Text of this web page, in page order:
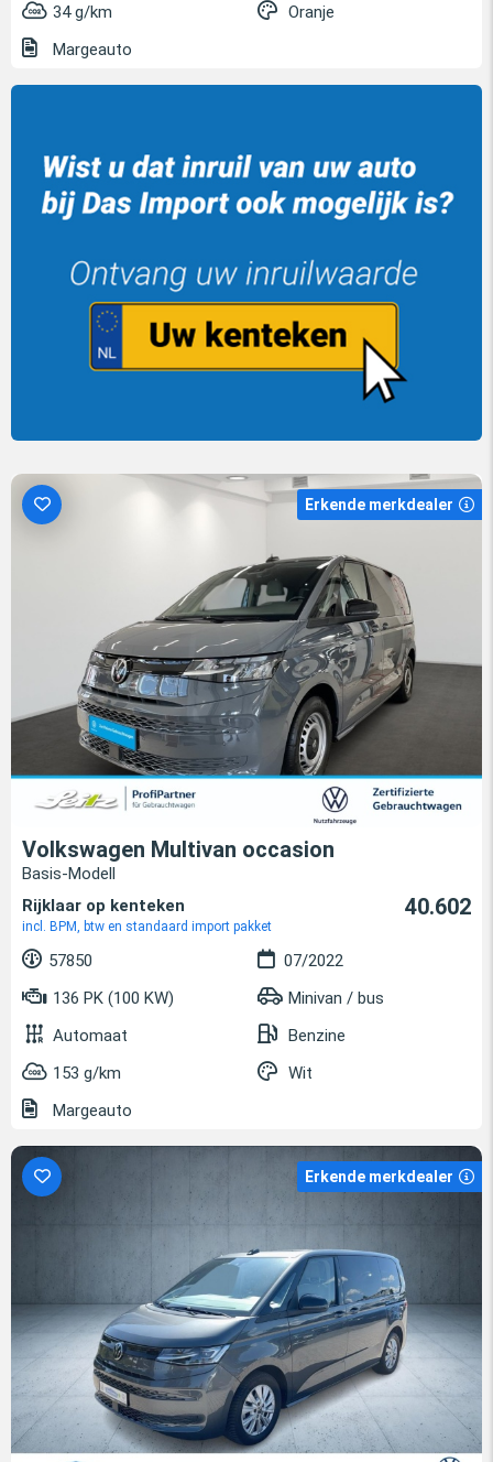
34 g/km
Oranje
Margeauto
Erkende merkdealer
Volkswagen Multivan occasion
Basis-Modell
Rijklaar op kenteken
incl. BPM, btw en standaard import pakket
40.602
57850
07/2022
136 PK (100 KW)
Minivan / bus
Automaat
Benzine
153 g/km
Wit
Margeauto
Erkende merkdealer